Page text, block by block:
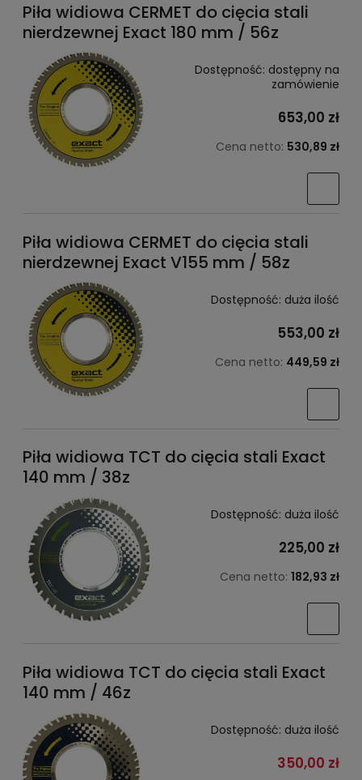
Piła widiowa CERMET do cięcia stali
nierdzewnej Exact 180 mm / 56z
Dostępność: dostępny na
zamówienie
653,00 zł
Cena netto: 530,89 zł
Piła widiowa CERMET do cięcia stali
nierdzewnej Exact V155 mm / 58z
Dostępność: duża ilość
553,00 zł
Cena netto: 449,59 zł
Piła widiowa TCT do cięcia stali Exact
140 mm / 38z
Dostępność: duża ilość
225,00 zł
Cena netto: 182,93 zł
Piła widiowa TCT do cięcia stali Exact
140 mm / 46z
Dostępność: duża ilość
350,00 zł